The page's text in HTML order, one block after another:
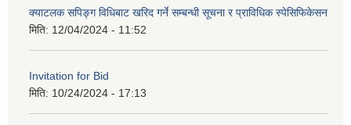
क्याटलक सपिङ्ग विधिबाट खरिद गर्ने सम्बन्धी सूचना र प्राविधिक स्पेसिफिकेसन
मिति: 12/04/2024 - 11:52
Invitation for Bid
मिति: 10/24/2024 - 17:13